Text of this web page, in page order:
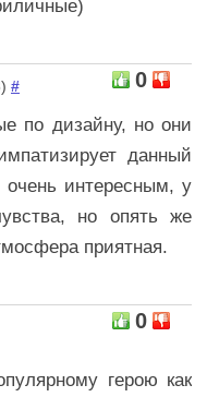
# 0
по дизайну, но они
данный
очень интересным, у
но опять же
приятная.
0
герою как